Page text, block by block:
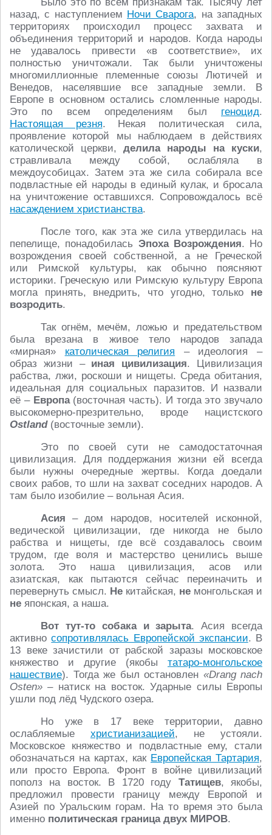
назад, с наступлением Ночи Сварога, на западных
территориях происходил процесс захвата и
объединения территорий и народов. Когда народы
не удавалось привести «в соответствие», их
полностью уничтожали. Так были уничтожены
многомиллионные племенные союзы Лютичей и
Венедов, населявшие все западные земли. В
Европе в основном остались сломленные народы.
Это по всем определениям был геноцид.
Настоящая резня. Некая политическая сила,
проявление которой мы наблюдаем в действиях
католической церкви, делила народы на куски,
стравливала между собой, ослабляла в
междоусобицах. Затем эта же сила собирала все
подвластные ей народы в единый кулак, и бросала
на уничтожение оставшихся. Сопровождалось всё
насаждением христианства.
После того, как эта же сила утвердилась на
пепелище, понадобилась Эпоха Возрождения. Но
возрождения своей собственной, а не Греческой
или Римской культуры, как обычно поясняют
историки. Греческую или Римскую культуру Европа
могла принять, внедрить, что угодно, только не
возродить.
Так огнём, мечём, ложью и предательством
была врезана в живое тело народов запада
«мирная» католическая религия – идеология –
образ жизни – иная цивилизация. Цивилизация
рабства, лжи, роскоши и нищеты. Среда обитания,
идеальная для социальных паразитов. И назвали
её – Европа(восточная часть). И тогда это звучало
высокомерно-презрительно, вроде нацистского
Ostland(восточные земли).
Это по своей сути не самодостаточная
цивилизация. Для поддержания жизни ей всегда
были нужны очередные жертвы. Когда доедали
своих рабов, то шли на захват соседних народов. А
там было изобилие – вольная Асия.
Асия – дом народов, носителей исконной,
ведической цивилизации, где никогда не было
рабства и нищеты, где всё создавалось своим
трудом, где воля и мастерство ценились выше
золота. Это наша цивилизация, асов или
азиатская, как пытаются сейчас переиначить и
перевернуть смысл. Не китайская, не монгольская и
не японская, а наша.
Вот тут-то собака и зарыта. Асия всегда
активносопротивлялась Европейской экспансии. В
13 веке зачистили от рабской заразы московское
княжество и другие (якобы татаро-монгольское
нашествие). Тогда же был остановлен «Drang nach
Osten» – натиск на восток. Ударные силы Европы
ушли под лёд Чудского озера.
Но уже в 17 веке территории, давно
ослабляемые христианизацией, не устояли.
Московское княжество и подвластные ему, стали
обозначаться на картах, как Европейская Тартария,
или просто Европа. Фронт в войне цивилизаций
пополз на восток. В 1720 году Татищев, якобы,
предложил провести границу между Европой и
Азией по Уральским горам. На то время это была
именно политическая граница двух МИРОВ.